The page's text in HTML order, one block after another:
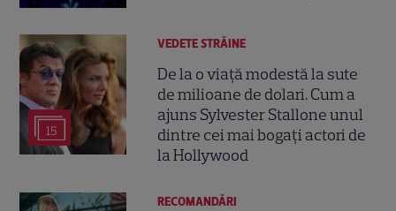
15
VEDETE STRĂINE
De la o viață modestă la sute
de milioane de dolari. Cum a
ajuns Sylvester Stallone unul
dintre cei mai bogați actori de
la Hollywood
RECOMANDĂRI